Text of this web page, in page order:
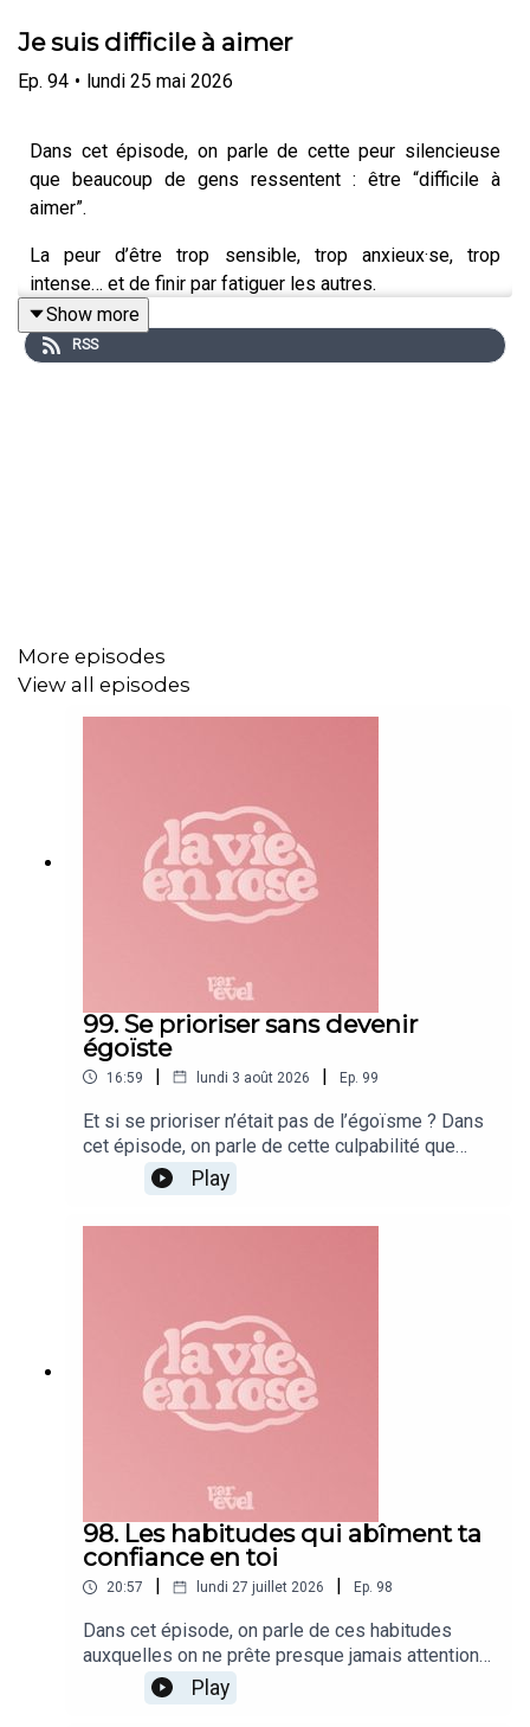
Je suis difficile à aimer
Ep. 94 • lundi 25 mai 2026
Dans cet épisode, on parle de cette peur silencieuse
que beaucoup de gens ressentent : être “difficile à
aimer”.
La peur d’être trop sensible, trop anxieux·se, trop
intense… et de finir par fatiguer les autres.
Show more
RSS
More episodes
View all episodes
99. Se prioriser sans devenir
égoïste
16:59 | lundi 3 août 2026 | Ep. 99
Et si se prioriser n’était pas de l’égoïsme ? Dans
cet épisode, on parle de cette culpabilité que
beaucoup ressentent dès qu’ils pensent enfin à
eux. Pourquoi est-ce si difficile de se choisir ? Et
comment prendre soin de soi sans avoir
Play
98. Les habitudes qui abîment ta
confiance en toi
20:57 | lundi 27 juillet 2026 | Ep. 98
Dans cet épisode, on parle de ces habitudes
auxquelles on ne prête presque jamais attention…
mais qui finissent pourtant par abîmer notre
confiance en nous. S’analyser constamment,
Play